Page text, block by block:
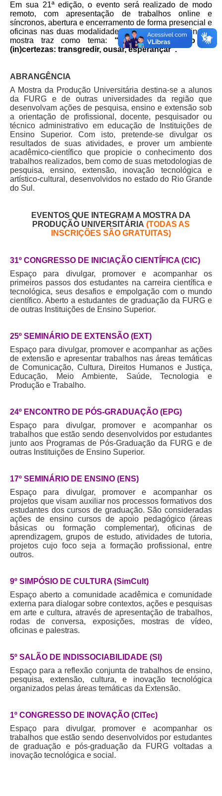
Em sua 21ª edição, o evento será realizado de modo
remoto, com apresentação de trabalhos online e
síncronos, abertura e encerramento de forma presencial e
oficinas nas duas modalidades, presenciais e online. A
mostra traz como tema: “Educar em tempo de
(in)certezas: transgredir, ousar, esperançar”.
ABRANGÊNCIA
A Mostra da Produção Universitária destina-se a alunos
da FURG e de outras universidades da região que
desenvolvam ações de pesquisa, ensino e extensão sob
a orientação de profissional, docente, pesquisador ou
técnico administrativo em educação de Instituições de
Ensino Superior. Com isto, pretende-se divulgar os
resultados de suas atividades, e prover um ambiente
acadêmico-científico que propicie o conhecimento dos
trabalhos realizados, bem como de suas metodologias de
pesquisa, ensino, extensão, inovação tecnológica e
artístico-cultural, desenvolvidos no estado do Rio Grande
do Sul.
EVENTOS QUE INTEGRAM A MOSTRA DA
PRODUÇÃO UNIVERSITÁRIA (TODAS AS
INSCRIÇÕES SÃO GRATUITAS)
31º CONGRESSO DE INICIAÇÃO CIENTÍFICA (CIC)
Espaço para divulgar, promover e acompanhar os
primeiros passos dos estudantes na carreira científica e
tecnológica, seus desafios e empolgação com o mundo
científico. Aberto a estudantes de graduação da FURG e
de outras Instituições de Ensino Superior.
25º SEMINÁRIO DE EXTENSÃO (EXT)
Espaço para divulgar, promover e acompanhar as ações
de extensão e apresentar trabalhos nas áreas temáticas
de Comunicação, Cultura, Direitos Humanos e Justiça,
Educação, Meio Ambiente, Saúde, Tecnologia e
Produção e Trabalho.
24º ENCONTRO DE PÓS-GRADUAÇÃO (EPG)
Espaço para divulgar, promover e acompanhar os
trabalhos que estão sendo desenvolvidos por estudantes
junto aos Programas de Pós-Graduação da FURG e de
outras Instituições de Ensino Superior.
17º SEMINÁRIO DE ENSINO (ENS)
Espaço para divulgar, promover e acompanhar os
projetos que visam auxiliar nos processos formativos dos
estudantes dos cursos de graduação. São consideradas
ações de ensino cursos de apoio pedagógico (áreas
básicas ou formação complementar), oficinas de
aprendizagem, grupos de estudo, atividades de tutoria,
projetos cujo foco seja a formação profissional, entre
outros.
9º SIMPÓSIO DE CULTURA (SimCult)
Espaço aberto a comunidade acadêmica e comunidade
externa para dialogar sobre contextos, ações e pesquisas
em arte e cultura, através de apresentação de trabalhos,
rodas de conversa, exposições, mostras de vídeo,
oficinas e palestras.
5º SALÃO DE INDISSOCIABILIDADE (SI)
Espaço para a reflexão conjunta de trabalhos de ensino,
pesquisa, extensão, cultura, e inovação tecnológica
organizados pelas áreas temáticas da Extensão.
1º CONGRESSO DE INOVAÇÃO (CITec)
Espaço para divulgar, promover e acompanhar os
trabalhos que estão sendo desenvolvidos por estudantes
de graduação e pós-graduação da FURG voltadas a
inovação tecnológica e social.